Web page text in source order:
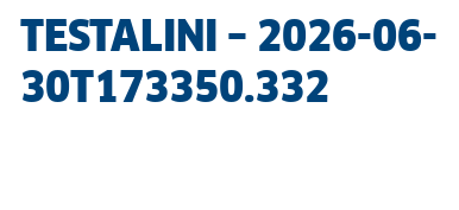
TESTALINI – 2026-06-
30T173350.332